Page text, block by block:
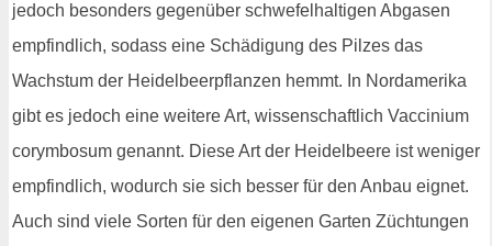
jedoch besonders gegenüber schwefelhaltigen Abgasen
empfindlich, sodass eine Schädigung des Pilzes das
Wachstum der Heidelbeerpflanzen hemmt. In Nordamerika
gibt es jedoch eine weitere Art, wissenschaftlich Vaccinium
corymbosum genannt. Diese Art der Heidelbeere ist weniger
empfindlich, wodurch sie sich besser für den Anbau eignet.
Auch sind viele Sorten für den eigenen Garten Züchtungen